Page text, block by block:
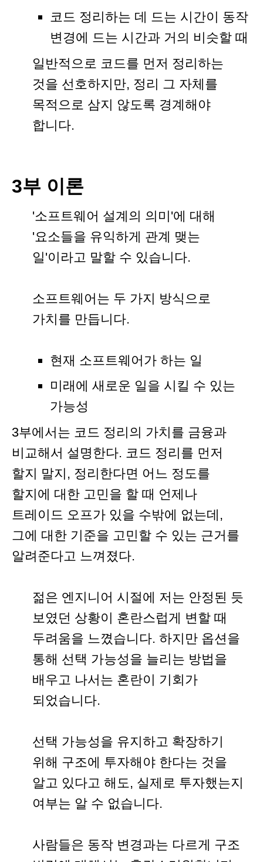
코드 정리하는 데 드는 시간이 동작
변경에 드는 시간과 거의 비슷할 때
일반적으로 코드를 먼저 정리하는
것을 선호하지만, 정리 그 자체를
목적으로 삼지 않도록 경계해야
합니다.
3부 이론
'소프트웨어 설계의 의미'에 대해
'요소들을 유익하게 관계 맺는
일'이라고 말할 수 있습니다.
소프트웨어는 두 가지 방식으로
가치를 만듭니다.
현재 소프트웨어가 하는 일
미래에 새로운 일을 시킬 수 있는
가능성
3부에서는 코드 정리의 가치를 금융과
비교해서 설명한다. 코드 정리를 먼저
할지 말지, 정리한다면 어느 정도를
할지에 대한 고민을 할 때 언제나
트레이드 오프가 있을 수밖에 없는데,
그에 대한 기준을 고민할 수 있는 근거를
알려준다고 느껴졌다.
젊은 엔지니어 시절에 저는 안정된 듯
보였던 상황이 혼란스럽게 변할 때
두려움을 느꼈습니다. 하지만 옵션을
통해 선택 가능성을 늘리는 방법을
배우고 나서는 혼란이 기회가
되었습니다.
선택 가능성을 유지하고 확장하기
위해 구조에 투자해야 한다는 것을
알고 있다고 해도, 실제로 투자했는지
여부는 알 수 없습니다.
사람들은 동작 변경과는 다르게 구조